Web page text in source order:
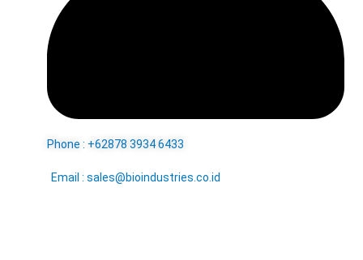
Phone : +62878 3934 6433
Email : sales@bioindustries.co.id